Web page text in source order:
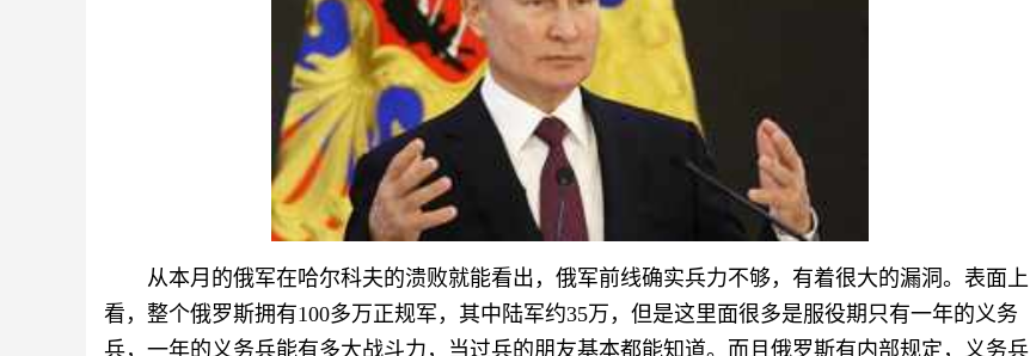
从本月的俄军在哈尔科夫的溃败就能看出，俄军前线确实兵力不够，有着很大的漏洞。表面上
看，整个俄罗斯拥有100多万正规军，其中陆军约35万，但是这里面很多是服役期只有一年的义务
兵，一年的义务兵能有多大战斗力，当过兵的朋友基本都能知道。而且俄罗斯有内部规定，义务兵